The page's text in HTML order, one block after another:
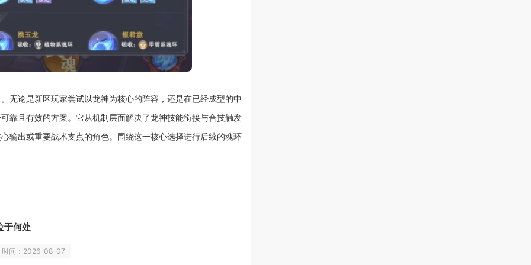
无论是新区玩家尝试以龙神为核心的阵容，还是在已经成型的中
靠且有效的方案。它从机制层面解决了龙神技能衔接与合技触发
输出或重要战术支点的角色。围绕这一核心选择进行后续的魂环
于何处
时间：2026-08-07